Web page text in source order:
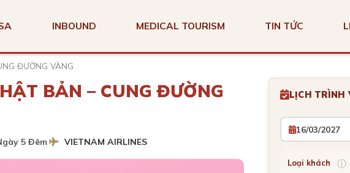
INBOUND MEDICAL TOURISM TIN TỨC
ĐƯỜNG VÀNG
BẢN – CUNG ĐƯỜNG
5 Đêm VIETNAM AIRLINES
LỊCH TRÌNH
16/03/2027
Loại khách ⓘ